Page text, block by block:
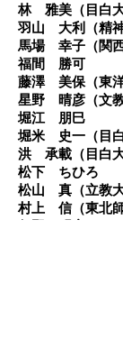
林 雅美（目白大
羽山 大利（精神
馬場 幸子（関西
福間 勝可
藤澤 美保（東洋
星野 晴彦（文教
堀江 朋巳
堀米 史一（目白
洪 承載（目白大
​松下 ちひろ
松山 真（立教大
村上 信（東北師